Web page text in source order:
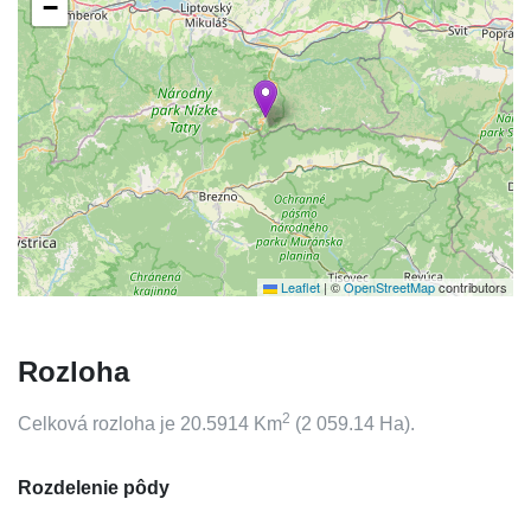
−
Leaflet |©OpenStreetMapcontributors
Rozloha
Celková rozloha je 20.5914 Km2 (2 059.14 Ha).
Rozdelenie pôdy